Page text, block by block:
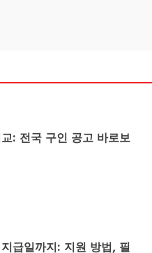
: 전국 구인 공고 바로보
급일까지: 지원 방법, 필